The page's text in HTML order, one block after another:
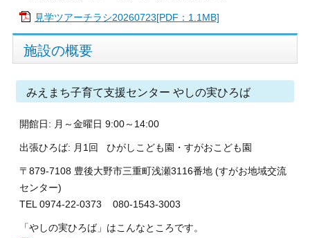
見学ツアーチラシ20260723[PDF：1.1MB]
施設の概要
みえまち子育て支援センター やしの実ひろば
開館日: 月～金曜日 9:00～14:00
出張ひろば: 月1回 ひがしこども園・すがおこども園
〒879-7108 豊後大野市三重町浅瀬3116番地 (すがお地域交流
センター)
TEL 0974-22-0373 080-1543-3003
「やしの実ひろば」はこんなところです。